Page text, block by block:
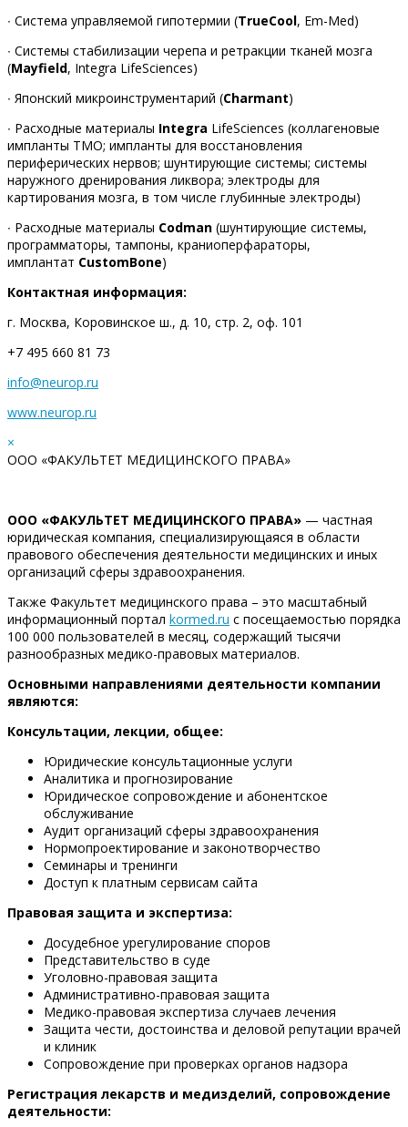
∙ Система управляемой гипотермии (TrueCool, Em-Med)
∙ Системы стабилизации черепа и ретракции тканей мозга
(Mayfield, Integra LifeSciences)
∙ Японский микроинструментарий (Charmant)
∙ Расходные материалы Integra LifeSciences (коллагеновые
импланты ТМО; импланты для восстановления
периферических нервов; шунтирующие системы; системы
наружного дренирования ликвора; электроды для
картирования мозга, в том числе глубинные электроды)
∙ Расходные материалы Codman (шунтирующие системы,
программаторы, тампоны, краниоперфараторы,
имплантат CustomBone)
Контактная информация:
г. Москва, Коровинское ш., д. 10, стр. 2, оф. 101
+7 495 660 81 73
info@neurop.ru
www.neurop.ru
×
ООО «ФАКУЛЬТЕТ МЕДИЦИНСКОГО ПРАВА»
ООО «ФАКУЛЬТЕТ МЕДИЦИНСКОГО ПРАВА» — частная
юридическая компания, специализирующаяся в области
правового обеспечения деятельности медицинских и иных
организаций сферы здравоохранения.
Также Факультет медицинского права – это масштабный
информационный портал kormed.ru с посещаемостью порядка
100 000 пользователей в месяц, содержащий тысячи
разнообразных медико-правовых материалов.
Основными направлениями деятельности компании
являются:
Консультации, лекции, общее:
Юридические консультационные услуги
Аналитика и прогнозирование
Юридическое сопровождение и абонентское
обслуживание
Аудит организаций сферы здравоохранения
Нормопроектирование и законотворчество
Семинары и тренинги
Доступ к платным сервисам сайта
Правовая защита и экспертиза:
Досудебное урегулирование споров
Представительство в суде
Уголовно-правовая защита
Административно-правовая защита
Медико-правовая экспертиза случаев лечения
Защита чести, достоинства и деловой репутации врачей
и клиник
Сопровождение при проверках органов надзора
Регистрация лекарств и медизделий, сопровождение
деятельности: